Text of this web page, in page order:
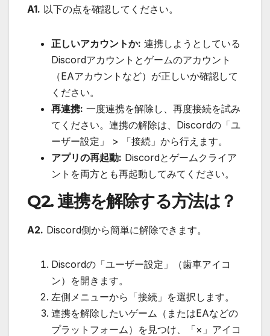
A1. 以下の点を確認してください。
正しいアカウントか: 連携しようとしている
Discordアカウントとゲームのアカウント
（EAアカウントなど）が正しいか確認して
ください。
再連携: 一度連携を解除し、再度接続を試み
てください。連携の解除は、Discordの「ユ
ーザー設定」 > 「接続」から行えます。
アプリの再起動: Discordとゲームクライア
ントを両方とも再起動してみてください。
Q2. 連携を解除する方法は？
A2. Discord側から簡単に解除できます。
Discordの「ユーザー設定」（歯車アイコ
ン）を開きます。
左側メニューから「接続」を選択します。
連携を解除したいゲーム（またはEAなどの
プラットフォーム）を見つけ、「×」アイコ